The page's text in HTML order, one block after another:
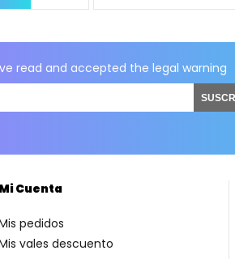
read and accepted thelegal warning
Mi Cuenta
pedidos
vales descuento